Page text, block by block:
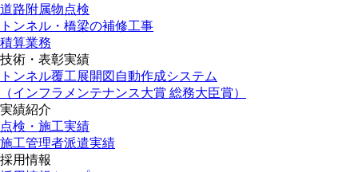
道路附属物点検
トンネル・橋梁の補修工事
積算業務
技術・表彰実績
トンネル覆工展開図自動作成システム
（インフラメンテナンス大賞 総務大臣賞）
実績紹介
点検・施工実績
施工管理者派遣実績
採用情報